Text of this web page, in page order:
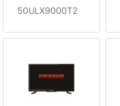
50ULX9000T2